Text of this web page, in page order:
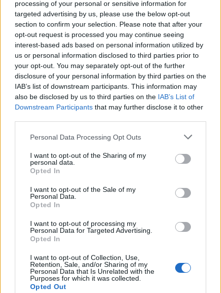
processing of your personal or sensitive information for
targeted advertising by us, please use the below opt-out
section to confirm your selection. Please note that after your
opt-out request is processed you may continue seeing
interest-based ads based on personal information utilized by
us or personal information disclosed to third parties prior to
your opt-out. You may separately opt-out of the further
disclosure of your personal information by third parties on the
IAB’s list of downstream participants. This information may
also be disclosed by us to third parties on the IAB’s List of
Downstream Participants that may further disclose it to other
Personal Data Processing Opt Outs
I want to opt-out of the Sharing of my
personal data.
Opted In
I want to opt-out of the Sale of my
Personal Data.
Opted In
I want to opt-out of processing my
Personal Data for Targeted Advertising.
Opted In
I want to opt-out of Collection, Use,
Retention, Sale, and/or Sharing of my
Personal Data that Is Unrelated with the
Purposes for which it was collected.
Opted Out
Porto Marítimo local
ARTIGOS RECENTES
Esposende acolhe festival de kitesurf
EMEC celebra a conclusão de mais um Curso de
Educação e Formação de Adultos na Escola de Tecnologia
e Gestão de Barcelos
Atelier Nuno Valentim vence concurso público de ideias
para reabilitar o bairro mais antigo do Porto
Ponta Delgada: José Andrade apresenta livro sobre as
comunidades açorianas da América do Norte
COMENTÁRIOS RECENTES